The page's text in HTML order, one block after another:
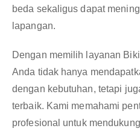
beda sekaligus dapat
lapangan.
Dengan memilih layanan
Anda tidak hanya
dengan kebutuhan, tetapi
terbaik. Kami memahami
profesional untuk